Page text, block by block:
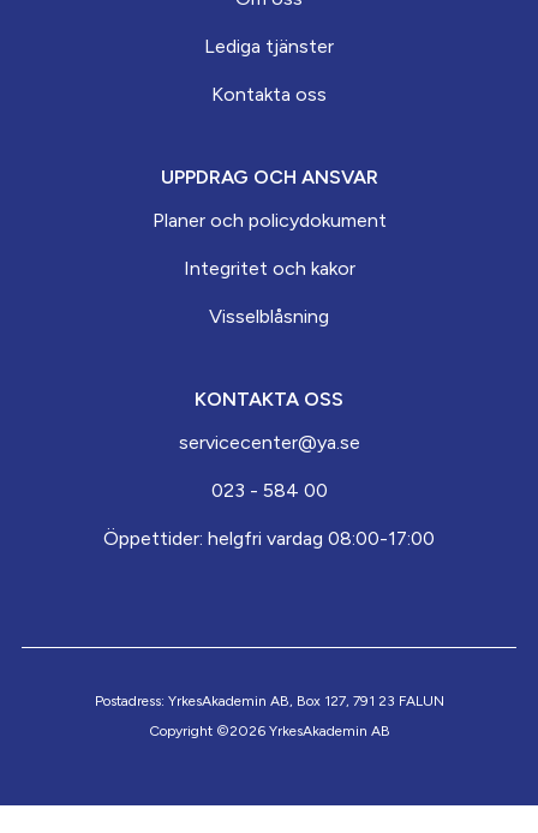
Lediga tjänster
Kontakta oss
UPPDRAG OCH ANSVAR
Planer och policydokument
Integritet och kakor
Visselblåsning
KONTAKTA OSS
servicecenter@ya.se
023 - 584 00
Öppettider: helgfri vardag 08:00-17:00
Copyright ©2026 YrkesAkademin AB
Postadress: YrkesAkademin AB, Box 127, 791 23 FALUN